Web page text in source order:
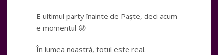
E ultimul party înainte de Paște, deci acum
e momentul 😜
În lumea noastră, totul este real.